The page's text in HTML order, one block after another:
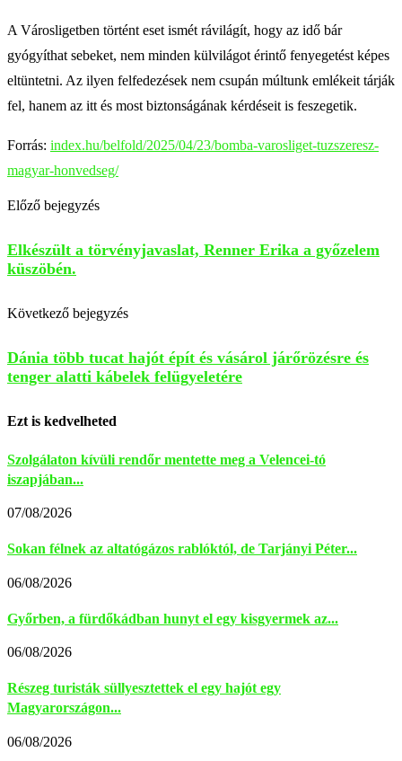
A Városligetben történt eset ismét rávilágít, hogy az idő bár
gyógyíthat sebeket, nem minden külvilágot érintő fenyegetést képes
eltüntetni. Az ilyen felfedezések nem csupán múltunk emlékeit tárják
fel, hanem az itt és most biztonságának kérdéseit is feszegetik.
Forrás: index.hu/belfold/2025/04/23/bomba-varosliget-tuzszeresz-
magyar-honvedseg/
Előző bejegyzés
Elkészült a törvényjavaslat, Renner Erika a győzelem
küszöbén.
Következő bejegyzés
Dánia több tucat hajót épít és vásárol járőrözésre és
tenger alatti kábelek felügyeletére
Ezt is kedvelheted
Szolgálaton kívüli rendőr mentette meg a Velencei-tó
iszapjában...
07/08/2026
Sokan félnek az altatógázos rablóktól, de Tarjányi Péter...
06/08/2026
Győrben, a fürdőkádban hunyt el egy kisgyermek az...
06/08/2026
Részeg turisták süllyesztettek el egy hajót egy
Magyarországon...
06/08/2026